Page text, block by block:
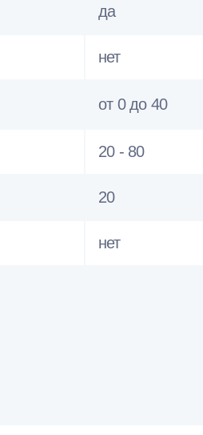
да
нет
от 0 до 40
20 - 80
20
нет